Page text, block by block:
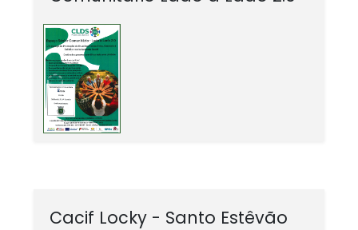
Cacif Locky - Santo Estêvão